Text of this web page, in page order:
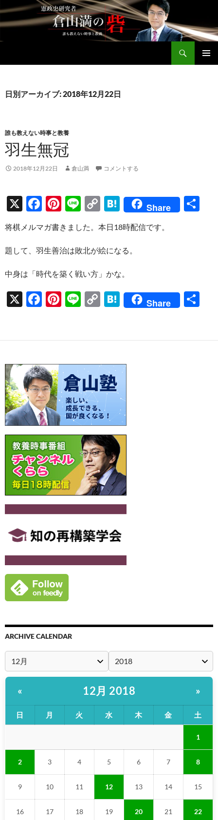
テ
ン
へ
ッ
日別アーカイブ: 2018年12月22日
誰も教えない時事と教養
羽生無冠
2018年12月22日 倉山満 コメントする
X
F
ac
e
b
o
o
k
Pi
nt
er
es
t
Li
n
e
C
o
p
y
n
k
H
at
e
n
Share
将棋メルマガ書きました。本日18時配信です。
題して、羽生善治は敗北が絵になる。
中身は「時代を築く戦い方」かな。
X
F
b
o
o
k
Pi
es
t
Li
C
y
Li
n
k
H
n
a
Share
ARCHIVE CALENDAR
« 12月 2018 »
日 月 火 水 木 金 土
1
2 3 4 5 6 7 8
9 10 11 12 13 14 15
16 17 18 19 20 21 22